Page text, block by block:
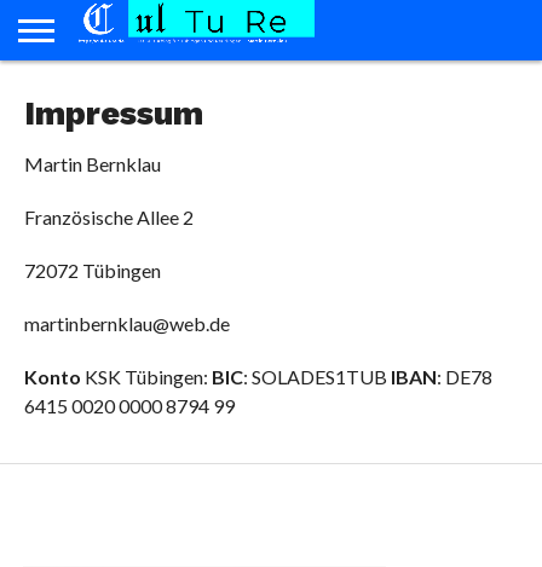
AD
PERSONAM
KUNST
BÜHNE
MUSIK
LITERATUR
KINO
KONTAKT
SPENDEN
Impressum
Martin Bernklau
Französische Allee 2
72072 Tübingen
martinbernklau@web.de
Konto KSK Tübingen: BIC: SOLADES1TUB IBAN: DE78
6415 0020 0000 8794 99